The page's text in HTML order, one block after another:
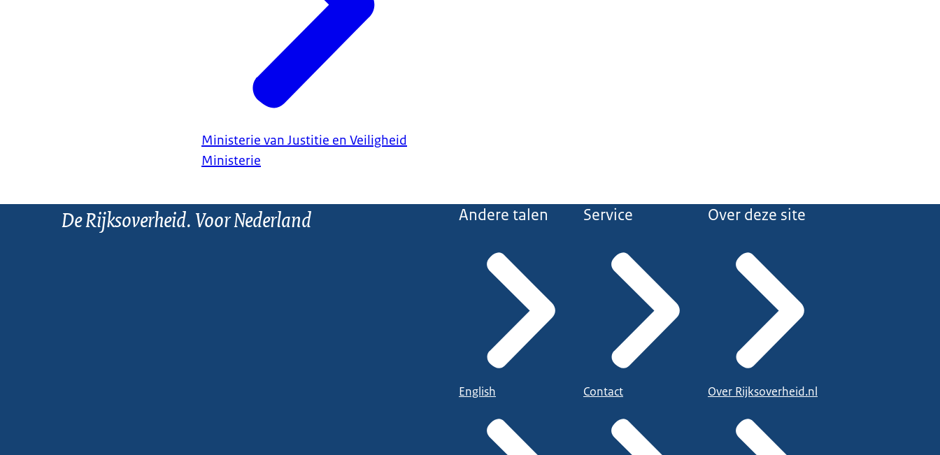
Ministerie van Justitie en Veiligheid
Ministerie
De Rijksoverheid. Voor Nederland Andere talen
English
Service
Contact
Over deze site
Over Rijksoverheid.nl